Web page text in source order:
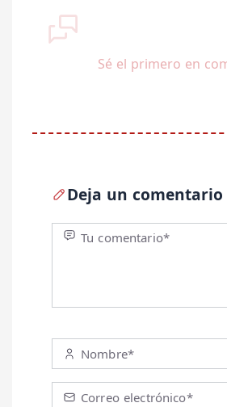
Sé el primero en
Deja un comentario
Tu comentario*
Nombre*
Correo electrónico*